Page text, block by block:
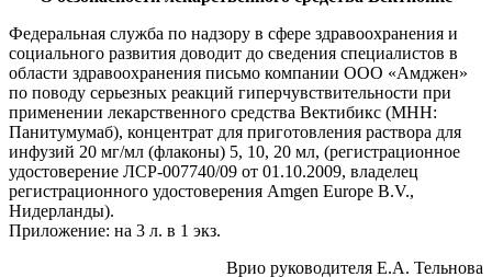
Федеральная служба по надзору в сфере здравоохранения и
социального развития доводит до сведения специалистов в
области здравоохранения письмо компании ООО «Амджен»
по поводу серьезных реакций гиперчувствительности при
применении лекарственного средства Вектибикс (МНН:
Панитумумаб), концентрат для приготовления раствора для
инфузий 20 мг/мл (флаконы) 5, 10, 20 мл, (регистрационное
удостоверение ЛСР-007740/09 от 01.10.2009, владелец
регистрационного удостоверения Amgen Europe B.V.,
Нидерланды).
Приложение: на 3 л. в 1 экз.
Врио руководителя Е.А. Тельнова